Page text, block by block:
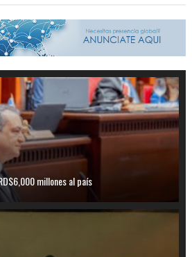
millones al país